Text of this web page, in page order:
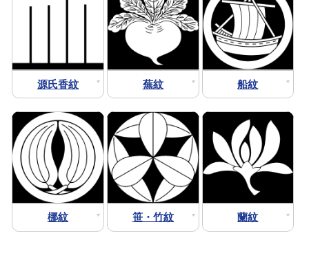
源氏香紋 蕪紋 船紋
梛紋 笹・竹紋 蘭紋